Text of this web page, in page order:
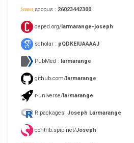
scopus : 26023442300
ceped.org/larmarange-joseph
scholar : pQDKEIUAAAAJ
PubMed : larmarange
github.com/larmarange
r-universe/larmarange
R packages: Joseph Larmarange
contrib.spip.net/Joseph